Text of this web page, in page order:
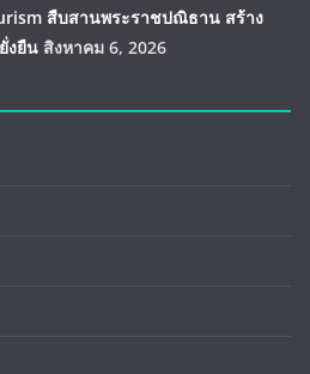
สืบสานพระราชปณิธาน สร้าง
งยืน สิงหาคม 6, 2026